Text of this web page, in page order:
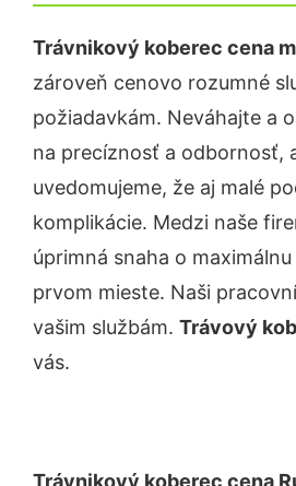
Trávnikový koberec cena
zároveň cenovo rozumné
požiadavkám. Neváhajte a
na precíznosť a odbornosť,
uvedomujeme, že aj malé
komplikácie. Medzi naše
úprimná snaha o
prvom mieste. Naši
vašim službám. Trávový
vás.
Trávnikový koberec cena